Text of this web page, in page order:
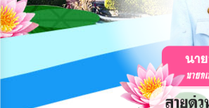
การ
ปฏิสัมพันธ์